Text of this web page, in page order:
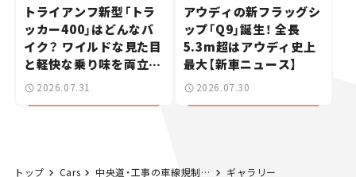
トライアンフ新型「トラ
ッカー400」はどんなバ
イク？ ワイルドな見た目
と軽快な乗り味を両立し
た400ccフラットトラッ
2026.07.31
アウディの新フラッグシ
ップ「Q9」誕生！ 全長
5.3m超はアウディ史上
最大【新車ニュース】
2026.07.30
トップ Cars 中央道・工事の車線規制で最大11kmの渋滞可能性。土岐JCT～小牧東IC、2月8日から ギャラリー